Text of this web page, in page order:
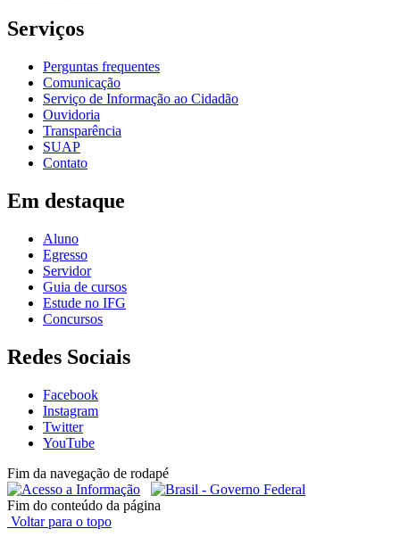
Serviços
Perguntas frequentes
Comunicação
Serviço de Informação ao Cidadão
Ouvidoria
Transparência
SUAP
Contato
Em destaque
Aluno
Egresso
Servidor
Guia de cursos
Estude no IFG
Concursos
Redes Sociais
Facebook
Instagram
Twitter
YouTube
Fim da navegação de rodapé
Fim do conteúdo da página
Voltar para o topo